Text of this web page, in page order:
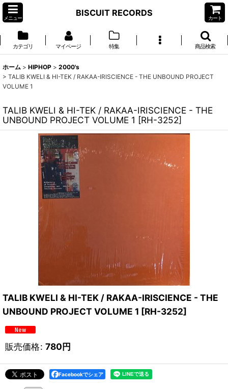
メニュー
BISCUIT RECORDS
カート
カテゴリ マイページ 特集 商品検索
ホーム > HIPHOP > 2000's
> TALIB KWELI & HI-TEK / RAKAA-IRISCIENCE - THE UNBOUND PROJECT
VOLUME 1
TALIB KWELI & HI-TEK / RAKAA-IRISCIENCE - THE
UNBOUND PROJECT VOLUME 1 [RH-3252]
TALIB KWELI & HI-TEK / RAKAA-IRISCIENCE - THE
UNBOUND PROJECT VOLUME 1 [RH-3252]
販売価格: 780円
Facebookでシェア